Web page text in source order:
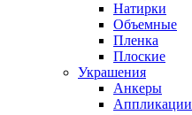
Натирки
Объемные
Пленка
Плоские
Украшения
Анкеры
Аппликации